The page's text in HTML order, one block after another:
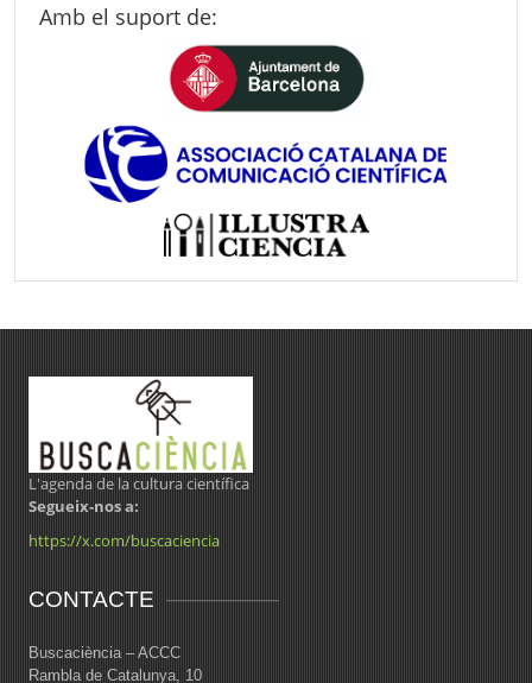
Amb el suport de:
L'agenda de la cultura científica
Segueix-nos a:
https://x.com/buscaciencia
CONTACTE
Buscaciència – ACCC
Rambla de Catalunya, 10